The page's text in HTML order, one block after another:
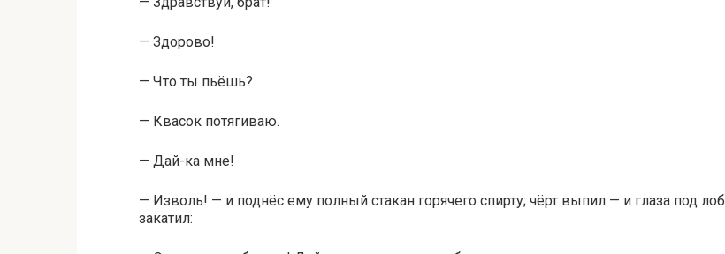
— Здорово!
— Что ты пьёшь?
— Квасок потягиваю.
— Дай-ка мне!
— Изволь! — и поднёс ему полный стакан горячего спирту; чёрт выпил — и глаза под лоб
закатил: